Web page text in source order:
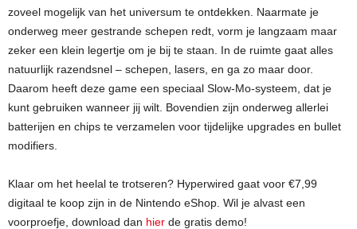
zoveel mogelijk van het universum te ontdekken. Naarmate je
onderweg meer gestrande schepen redt, vorm je langzaam maar
zeker een klein legertje om je bij te staan. In de ruimte gaat alles
natuurlijk razendsnel – schepen, lasers, en ga zo maar door.
Daarom heeft deze game een speciaal Slow-Mo-systeem, dat je
kunt gebruiken wanneer jij wilt. Bovendien zijn onderweg allerlei
batterijen en chips te verzamelen voor tijdelijke upgrades en bullet
modifiers.
Klaar om het heelal te trotseren? Hyperwired gaat voor €7,99
digitaal te koop zijn in de Nintendo eShop. Wil je alvast een
voorproefje, download dan hier de gratis demo!